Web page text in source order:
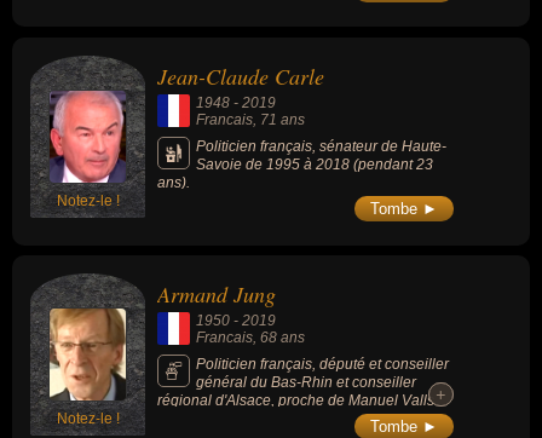
Notez-le !
Jean-Claude Carle
1948 - 2019
Francais , 71 ans
Politicien français, sénateur de Haute-
Savoie de 1995 à 2018 (pendant 23
ans).
Tombe ►
Notez-le !
Armand Jung
1950 - 2019
Francais, 68 ans
Politicien français, député et conseiller
général du Bas-Rhin et conseiller
régional d'Alsace, proche de Manuel Valls
(premier ministre français sous la présidence
+
+
Tombe ►